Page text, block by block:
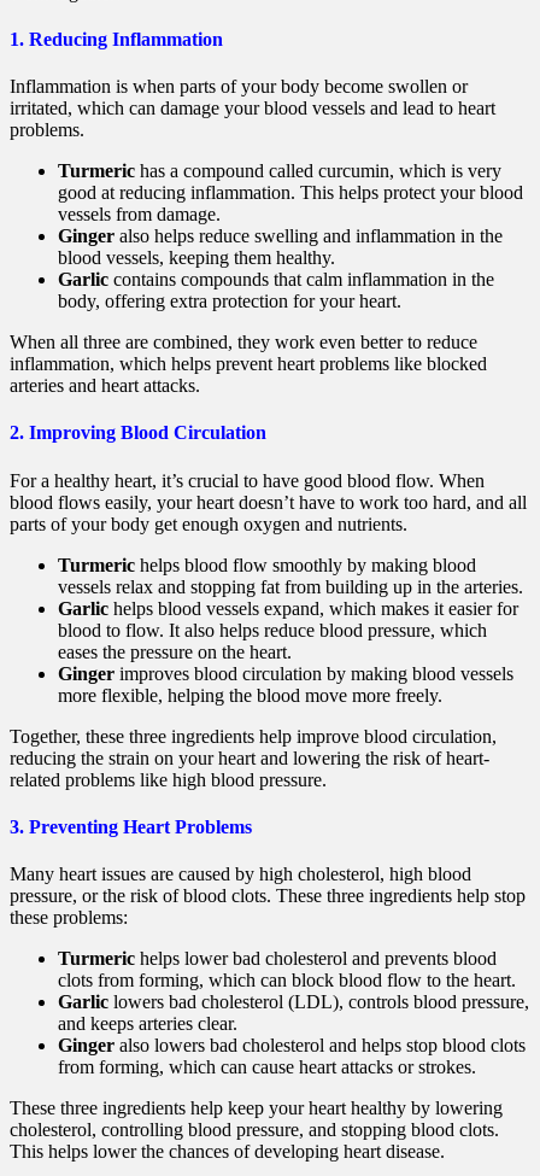
1. Reducing Inflammation
Inflammation is when parts of your body become swollen or
irritated, which can damage your blood vessels and lead to heart
problems.
Turmeric has a compound called curcumin, which is very
good at reducing inflammation. This helps protect your blood
vessels from damage.
Ginger also helps reduce swelling and inflammation in the
blood vessels, keeping them healthy.
Garlic contains compounds that calm inflammation in the
body, offering extra protection for your heart.
When all three are combined, they work even better to reduce
inflammation, which helps prevent heart problems like blocked
arteries and heart attacks.
2. Improving Blood Circulation
For a healthy heart, it’s crucial to have good blood flow. When
blood flows easily, your heart doesn’t have to work too hard, and all
parts of your body get enough oxygen and nutrients.
Turmeric helps blood flow smoothly by making blood
vessels relax and stopping fat from building up in the arteries.
Garlic helps blood vessels expand, which makes it easier for
blood to flow. It also helps reduce blood pressure, which
eases the pressure on the heart.
Ginger improves blood circulation by making blood vessels
more flexible, helping the blood move more freely.
Together, these three ingredients help improve blood circulation,
reducing the strain on your heart and lowering the risk of heart-
related problems like high blood pressure.
3. Preventing Heart Problems
Many heart issues are caused by high cholesterol, high blood
pressure, or the risk of blood clots. These three ingredients help stop
these problems:
Turmeric helps lower bad cholesterol and prevents blood
clots from forming, which can block blood flow to the heart.
Garlic lowers bad cholesterol (LDL), controls blood pressure,
and keeps arteries clear.
Ginger also lowers bad cholesterol and helps stop blood clots
from forming, which can cause heart attacks or strokes.
These three ingredients help keep your heart healthy by lowering
cholesterol, controlling blood pressure, and stopping blood clots.
This helps lower the chances of developing heart disease.